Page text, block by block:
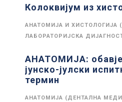
Колоквијум из
АНАТОМИЈА И ХИСТОЛОГИЈА
ЛАБОРАТОРИЈСКА
АНАТОМИЈА:
јунско-јулски
термин
АНАТОМИЈА (ДЕНТАЛНА